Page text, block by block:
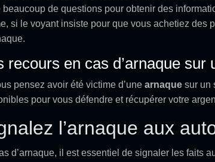
beaucoup de questions pour obtenir des
si le voyant insiste pour que vous achetiez des
recours en cas d’arnaque
pensez avoir été victime d’une arnaque sur un
pour vous défendre et récupérer votre
l’arnaque aux
d’arnaque, il est essentiel de signaler les faits